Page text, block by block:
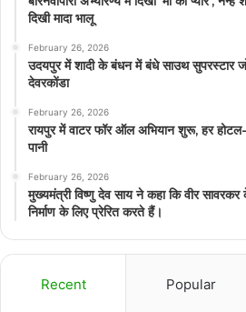
दिखी मादा भालू
February 26, 2026
उदयपुर में शादी के बंधन में बंधे साउथ सुपरस्टार
देवरकोंडा
February 26, 2026
रायपुर में वाटर फॉर ऑल अभियान शुरू, हर
पानी
February 26, 2026
मुख्यमंत्री विष्णु देव साय ने कहा कि वीर
निर्माण के लिए प्रेरित करते हैं।
Recent Popular